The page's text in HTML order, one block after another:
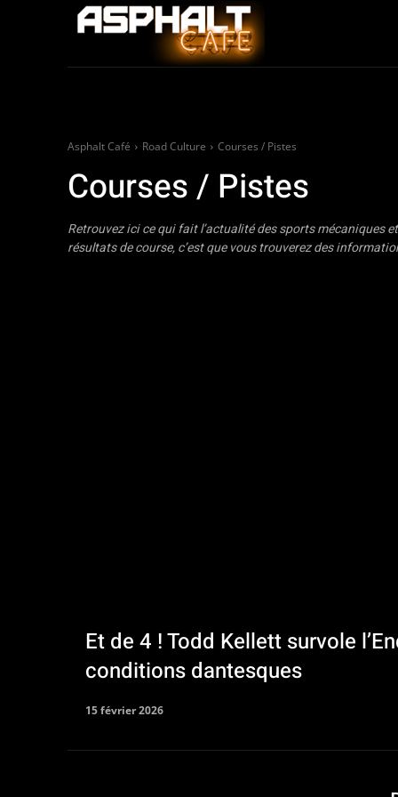
Asphalt Café Road Culture Courses / Pistes
Courses / Pistes
Retrouvez ici ce qui fait l’actualité des sports mécaniques
résultats de course, c’est que vous trouverez des
Et de 4 ! Todd Kellett survole
conditions dantesques
15 février 2026